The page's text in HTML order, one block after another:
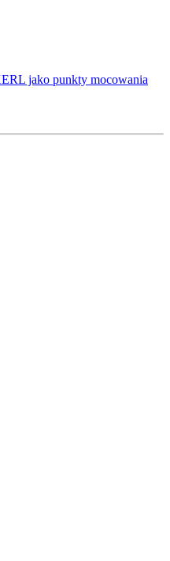
jako punkty mocowania